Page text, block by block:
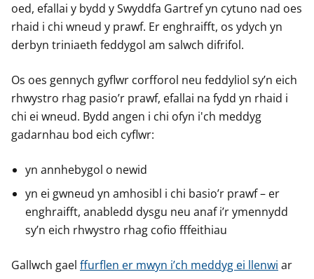
oed, efallai y bydd y Swyddfa Gartref yn cytuno nad oes
rhaid i chi wneud y prawf. Er enghraifft, os ydych yn
derbyn triniaeth feddygol am salwch difrifol.
Os oes gennych gyflwr corfforol neu feddyliol sy’n eich
rhwystro rhag pasio’r prawf, efallai na fydd yn rhaid i
chi ei wneud. Bydd angen i chi ofyn i'ch meddyg
gadarnhau bod eich cyflwr:
yn annhebygol o newid
yn ei gwneud yn amhosibl i chi basio’r prawf – er
enghraifft, anabledd dysgu neu anaf i’r ymennydd
sy’n eich rhwystro rhag cofio fffeithiau
Gallwch gael ffurflen er mwyn i’ch meddyg ei llenwi ar